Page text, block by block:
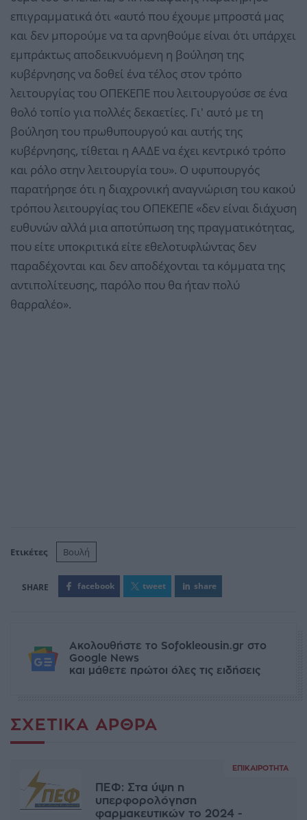
επιγραμματικά ότι «αυτό που έχουμε μπροστά μας
και δεν μπορούμε να τα αρνηθούμε είναι ότι υπάρχει
εμπράκτως αποδεικνυόμενη η βούληση της
κυβέρνησης να δοθεί ένα τέλος στον τρόπο
λειτουργίας του ΟΠΕΚΕΠΕ που λειτουργούσε σε ένα
θολό τοπίο για πολλές δεκαετίες. Γι' αυτό με τη
βούληση του πρωθυπουργού και αυτής της
κυβέρνησης, τίθεται η ΑΑΔΕ να έχει κεντρικό τρόπο
και ρόλο στην λειτουργία του». Ο υφυπουργός
παρατήρησε ότι η διαχρονική αναγνώριση του κακού
τρόπου λειτουργίας του ΟΠΕΚΕΠΕ «δεν είναι διάχυση
ευθυνών αλλά μια αποτύπωση της πραγματικότητας,
που είτε υποκριτικά είτε εθελοτυφλώντας δεν
παραδέχονται και δεν αποδέχονται τα κόμματα της
αντιπολίτευσης, παρόλο που θα ήταν πολύ
θαρραλέο».
Ετικέτες Βουλή
facebook tweet share
Ακολουθήστε το Sofokleousin.gr στο
Google News
και μάθετε πρώτοι όλες τις ειδήσεις
ΣΧΕΤΙΚΆ ΆΡΘΡΑ
ΕΠΙΚΑΙΡΌΤΗΤΑ
ΠΕΦ: Στα ύψη η
υπερφορολόγηση
φαρμακευτικών το 2024 -